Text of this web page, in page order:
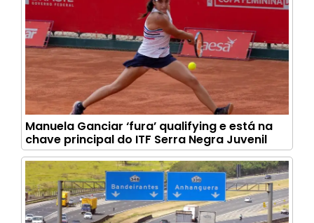
Manuela Ganciar ‘fura’ qualifying e está na
chave principal do ITF Serra Negra Juvenil